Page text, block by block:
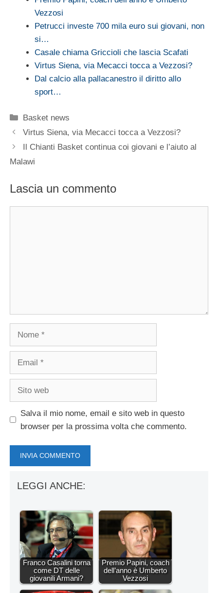
Vezzosi
Petrucci investe 700 mila euro sui giovani, non
si…
Casale chiama Griccioli che lascia Scafati
Virtus Siena, via Mecacci tocca a Vezzosi?
Dal calcio alla pallacanestro il diritto allo
sport…
Categorie
Basket news
Virtus Siena, via Mecacci tocca a Vezzosi?
Il Chianti Basket continua coi giovani e l’aiuto al
Malawi
Lascia un commento
Salva il mio nome, email e sito web in questo
browser per la prossima volta che commento.
LEGGI ANCHE:
Franco Casalini torna
come DT delle
giovanili Armani?
Premio Papini, coach
dell’anno è Umberto
Vezzosi